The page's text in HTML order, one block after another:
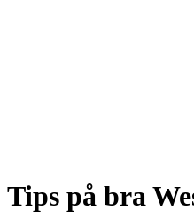
Tips på bra